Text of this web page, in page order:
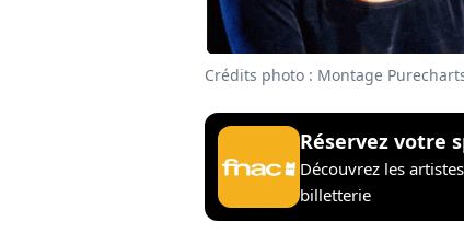
Crédits photo : Montage
Réservez votre
Découvrez les
billetterie